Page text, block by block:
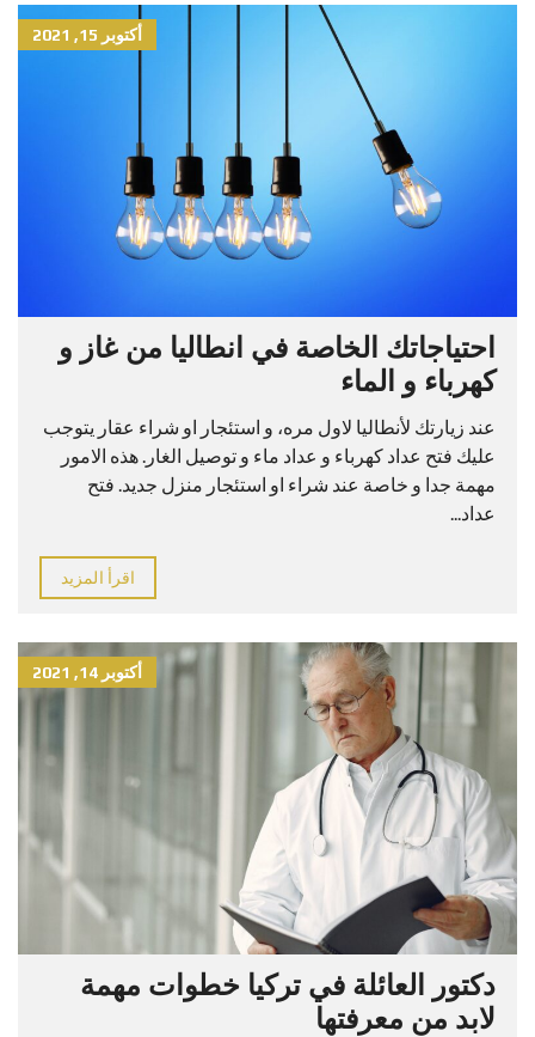
أكتوبر 15, 2021
احتياجاتك الخاصة في انطاليا من غاز و
كهرباء و الماء
عند زيارتك لأنطاليا لاول مره، و استئجار او شراء عقار يتوجب
عليك فتح عداد كهرباء و عداد ماء و توصيل الغار. هذه الامور
مهمة جدا و خاصة عند شراء او استئجار منزل جديد. فتح
عداد...
اقرأ المزيد
أكتوبر 14, 2021
دكتور العائلة في تركيا خطوات مهمة
لابد من معرفتها